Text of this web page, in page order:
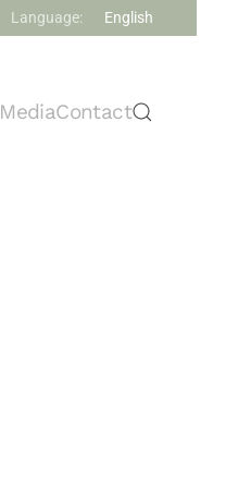
Language: English
MediaContact